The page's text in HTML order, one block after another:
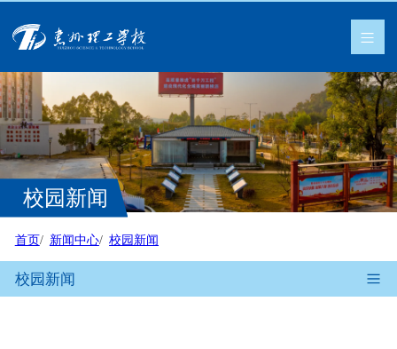
校园新闻
首页 新闻中心 校园新闻
校园新闻